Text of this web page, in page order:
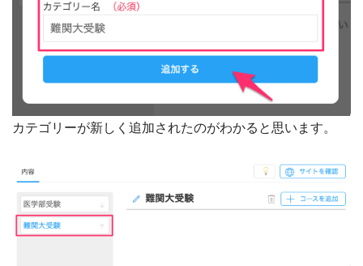
カテゴリーが新しく追加されたのがわかると思います。